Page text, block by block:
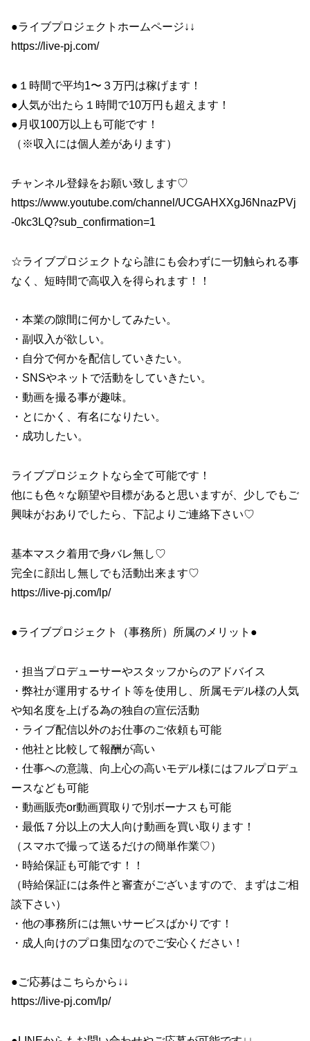
●ライブプロジェクトホームページ↓↓
https://live-pj.com/
●１時間で平均1〜３万円は稼げます！
●人気が出たら１時間で10万円も超えます！
●月収100万以上も可能です！
（※収入には個人差があります）
チャンネル登録をお願い致します♡
https://www.youtube.com/channel/UCGAHXXgJ6NnazPVj
-0kc3LQ?sub_confirmation=1
☆ライブプロジェクトなら誰にも会わずに一切触られる事
なく、短時間で高収入を得られます！！
・本業の隙間に何かしてみたい。
・副収入が欲しい。
・自分で何かを配信していきたい。
・SNSやネットで活動をしていきたい。
・動画を撮る事が趣味。
・とにかく、有名になりたい。
・成功したい。
ライブプロジェクトなら全て可能です！
他にも色々な願望や目標があると思いますが、少しでもご
興味がおありでしたら、下記よりご連絡下さい♡
基本マスク着用で身バレ無し♡
完全に顔出し無しでも活動出来ます♡
https://live-pj.com/lp/
●ライブプロジェクト（事務所）所属のメリット●
・担当プロデューサーやスタッフからのアドバイス
・弊社が運用するサイト等を使用し、所属モデル様の人気
や知名度を上げる為の独自の宣伝活動
・ライブ配信以外のお仕事のご依頼も可能
・他社と比較して報酬が高い
・仕事への意識、向上心の高いモデル様にはフルプロデュ
ースなども可能
・動画販売or動画買取りで別ボーナスも可能
・最低７分以上の大人向け動画を買い取ります！
（スマホで撮って送るだけの簡単作業♡）
・時給保証も可能です！！
（時給保証には条件と審査がございますので、まずはご相
談下さい）
・他の事務所には無いサービスばかりです！
・成人向けのプロ集団なのでご安心ください！
●ご応募はこちらから↓↓
https://live-pj.com/lp/